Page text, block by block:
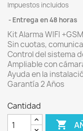
Impuestos incluidos
Entrega en 48 horas
Kit Alarma WIFI
Sin cuotas,
Control del sistema
Ampliable con
Ayuda en la
Garantía 2 Años
Cantidad
